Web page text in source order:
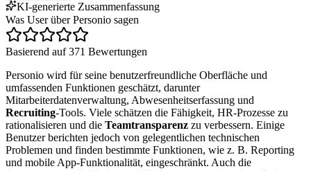
KI-generierte Zusammenfassung
Was User über Personio sagen
Basierend auf 371 Bewertungen
Personio wird für seine benutzerfreundliche Oberfläche und
umfassenden Funktionen geschätzt, darunter
Mitarbeiterdatenverwaltung, Abwesenheitserfassung und
Recruiting‑Tools. Viele schätzen die Fähigkeit, HR‑Prozesse zu
rationalisieren und die Teamtransparenz zu verbessern. Einige
Benutzer berichten jedoch von gelegentlichen technischen
Problemen und finden bestimmte Funktionen, wie z. B. Reporting
und mobile App‑Funktionalität, eingeschränkt. Auch die